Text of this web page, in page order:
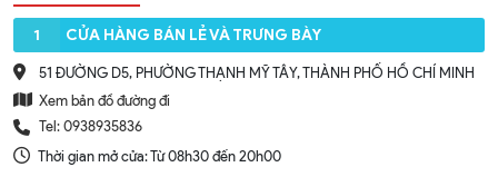
1 CỬA HÀNG BÁN LẺ VÀ TRƯNG BÀY
51 ĐƯỜNG D5, PHƯỜNG THẠNH MỸ TÂY, THÀNH PHỐ HỒ CHÍ MINH
Xem bản đồ đường đi
Tel: 0938935836
Thời gian mở cửa: Từ 08h30 đến 20h00